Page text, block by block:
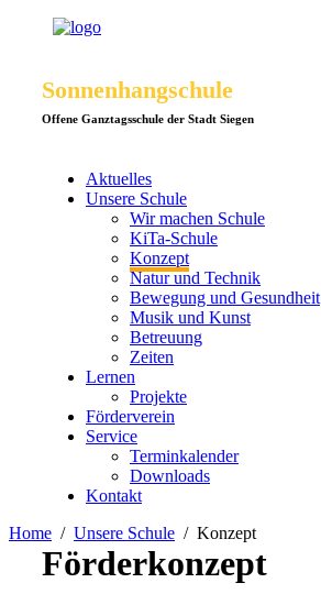
Sonnenhangschule
Offene Ganztagsschule der Stadt Siegen
Aktuelles
Unsere Schule
Wir machen Schule
KiTa-Schule
Konzept
Natur und Technik
Bewegung und Gesundheit
Musik und Kunst
Betreuung
Zeiten
Lernen
Projekte
Förderverein
Service
Terminkalender
Downloads
Kontakt
Home
Unsere Schule Konzept
Förderkonzept